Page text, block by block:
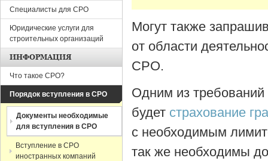
Могут также
от области
СРО.
Одним из
будет страхование
с необходимым
так же необходимы
Специалисты для СРО
Юридические услуги для
строительных организаций
ИНФОРМАЦИЯ
Что такое СРО?
Порядок вступления в СРО
Документы необходимые
для вступления в СРО
Вступление в СРО
иностранных компаний